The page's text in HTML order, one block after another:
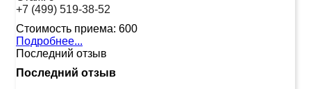
+7 (499) 519-38-52
Стоимость приема: 600
Подробнее...
Последний отзыв
Последний отзыв